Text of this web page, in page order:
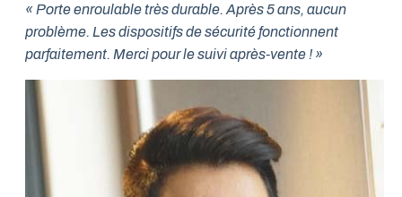
« Porte enroulable très durable. Après 5 ans, aucun
problème. Les dispositifs de sécurité fonctionnent
parfaitement. Merci pour le suivi après-vente ! »